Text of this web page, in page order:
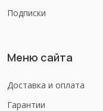
Подписки
Меню сайта
Доставка и оплата
Гарантии